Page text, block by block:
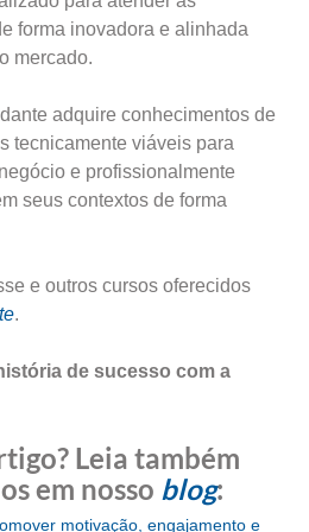
forma inovadora e alinhada
mercado.
adquire conhecimentos de
tecnicamente viáveis para
e profissionalmente
seus contextos de forma
e outros cursos oferecidos
.
de sucesso com a
Leia também
em nosso blog:
motivação, engajamento e